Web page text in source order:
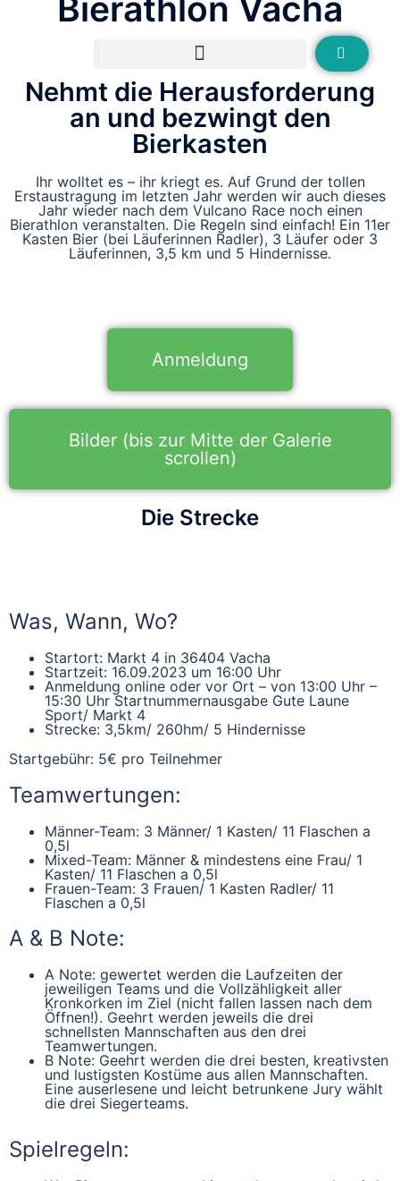
Bierathlon Vacha
2023
Nehmt die Herausforderung
an und bezwingt den
Bierkasten
Ihr wolltet es – ihr kriegt es. Auf Grund der tollen
Erstaustragung im letzten Jahr werden wir auch dieses
Jahr wieder nach dem Vulcano Race noch einen
Bierathlon veranstalten. Die Regeln sind einfach! Ein 11er
Kasten Bier (bei Läuferinnen Radler), 3 Läufer oder 3
Läuferinnen, 3,5 km und 5 Hindernisse.
Anmeldung
Bilder (bis zur Mitte der Galerie
scrollen)
Die Strecke
Was, Wann, Wo?
Startort: Markt 4 in 36404 Vacha
Startzeit: 16.09.2023 um 16:00 Uhr
Anmeldung online oder vor Ort – von 13:00 Uhr –
15:30 Uhr Startnummernausgabe Gute Laune
Sport/ Markt 4
Strecke: 3,5km/ 260hm/ 5 Hindernisse
Startgebühr: 5€ pro Teilnehmer
Teamwertungen:
Männer-Team: 3 Männer/ 1 Kasten/ 11 Flaschen a
0,5l
Mixed-Team: Männer & mindestens eine Frau/ 1
Kasten/ 11 Flaschen a 0,5l
Frauen-Team: 3 Frauen/ 1 Kasten Radler/ 11
Flaschen a 0,5l
A & B Note:
A Note: gewertet werden die Laufzeiten der
jeweiligen Teams und die Vollzähligkeit aller
Kronkorken im Ziel (nicht fallen lassen nach dem
Öffnen!). Geehrt werden jeweils die drei
schnellsten Mannschaften aus den drei
Teamwertungen.
B Note: Geehrt werden die drei besten, kreativsten
und lustigsten Kostüme aus allen Mannschaften.
Eine auserlesene und leicht betrunkene Jury wählt
die drei Siegerteams.
Spielregeln: